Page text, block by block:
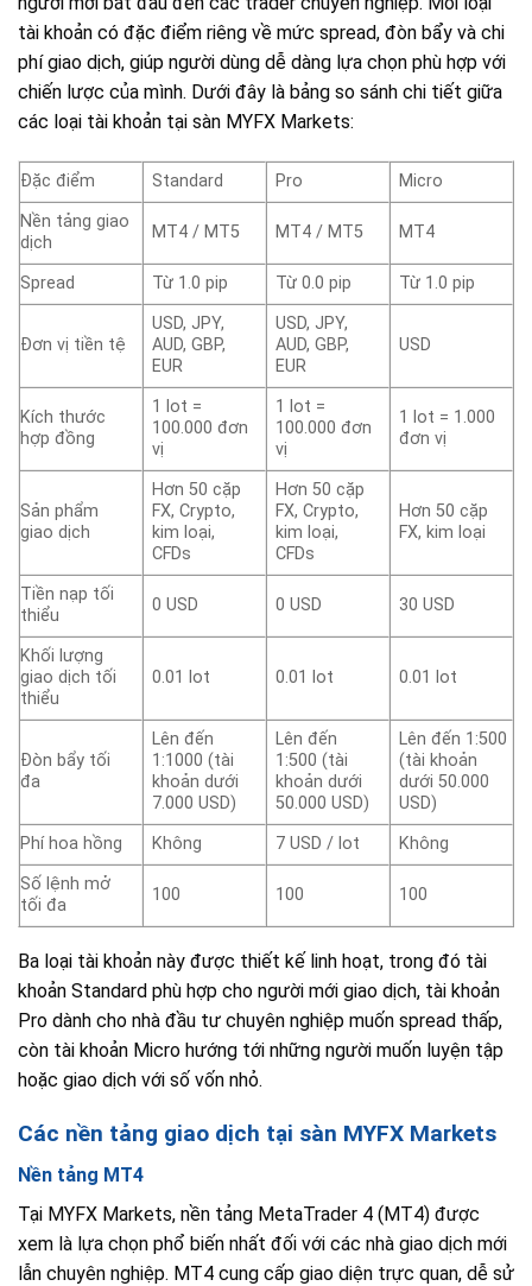
tài khoản có đặc điểm riêng về mức spread, đòn bẩy và chi
phí giao dịch, giúp người dùng dễ dàng lựa chọn phù hợp với
chiến lược của mình. Dưới đây là bảng so sánh chi tiết giữa
các loại tài khoản tại sàn MYFX Markets:
Đặc điểm Standard Pro
Micro
Nền tảng giao
dịch
MT4 / MT5 MT4 / MT5 MT4
Spread Từ 1.0 pip Từ 0.0 pip Từ 1.0 pip
Đơn vị tiền tệ
USD, JPY,
AUD, GBP,
EUR
USD, JPY,
AUD, GBP,
EUR
USD
Kích thước
hợp đồng
1 lot =
100.000 đơn
vị
1 lot =
100.000 đơn
vị
1 lot = 1.000
đơn vị
Sản phẩm
giao dịch
Hơn 50 cặp
FX, Crypto,
kim loại,
CFDs
Hơn 50 cặp
FX, Crypto,
kim loại,
CFDs
Hơn 50 cặp
FX, kim loại
Tiền nạp tối
thiểu
0 USD 0 USD 30 USD
Khối lượng
giao dịch tối
thiểu
0.01 lot 0.01 lot 0.01 lot
Đòn bẩy tối
đa
Lên đến
1:1000 (tài
khoản dưới
7.000 USD)
Lên đến
1:500 (tài
khoản dưới
50.000 USD)
Lên đến 1:500
(tài khoản
dưới 50.000
USD)
Phí hoa hồng
Không 7 USD / lot
Không
Số lệnh mở
tối đa
100 100 100
Ba loại tài khoản này được thiết kế linh hoạt, trong đó tài
khoản Standard phù hợp cho người mới giao dịch, tài khoản
Pro dành cho nhà đầu tư chuyên nghiệp muốn spread thấp,
còn tài khoản Micro hướng tới những người muốn luyện tập
hoặc giao dịch với số vốn nhỏ.
Các nền tảng giao dịch tại sàn MYFX Markets
Nền tảng MT4
Tại MYFX Markets, nền tảng MetaTrader 4 (MT4) được
xem là lựa chọn phổ biến nhất đối với các nhà giao dịch mới
lẫn chuyên nghiệp. MT4 cung cấp giao diện trực quan, dễ sử